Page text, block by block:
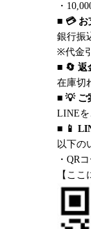
・
■ 💳 お
銀行振
※代金
■ 🔄 返
在庫切
■ 💡 ご
LINEを
■ 📱
以下の
・QR
【ここ